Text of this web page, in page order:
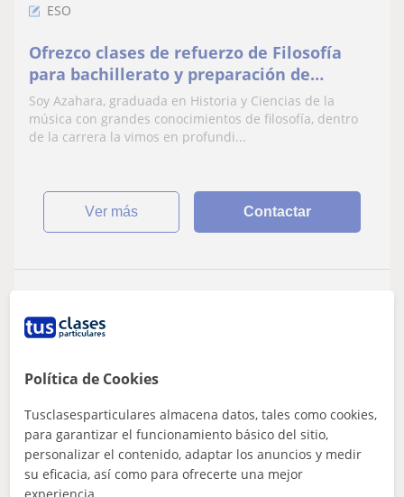
ESO
Ofrezco clases de refuerzo de Filosofía
para bachillerato y preparación de
selectividad
Soy Azahara, graduada en Historia y Ciencias de la
música con grandes conocimientos de filosofía, dentro
de la carrera la vimos en profundi...
ver más Contactar
Meliana, Albalat Dels Sorells...
ESO: Matemáticas básicas
Profesora de matemáticas y otras
Política de Cookies
Tusclasesparticulares almacena datos, tales como cookies,
para garantizar el funcionamiento básico del sitio,
personalizar el contenido, adaptar los anuncios y medir
su eficacia, así como para ofrecerte una mejor
experiencia.